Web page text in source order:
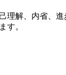
理解、内省、
す。